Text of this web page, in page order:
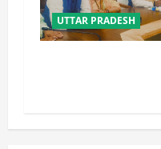
UTTAR PRADESH